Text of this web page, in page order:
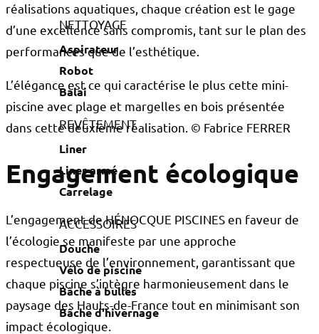
NETTOYAGE
Aspirateur
Robot
Balai
REVÊTEMENT
Liner
Liner armé
Carrelage
ACCESSOIRES
Douche
Vélo de piscine
Bâche à bulles
Bâche d'hivernage
réalisations aquatiques, chaque création est le gage
d’une excellence sans compromis, tant sur le plan des
performances que de l’esthétique.
L’élégance est ce qui caractérise le plus cette mini-
piscine avec plage et margelles en bois présentée
dans cette deuxième réalisation. © Fabrice FERRER
Engagement écologique
L’engagement de HÉNOCQUE PISCINES en faveur de
l’écologie se manifeste par une approche
respectueuse de l’environnement, garantissant que
chaque piscine s’intègre harmonieusement dans le
paysage des Hauts-de-France tout en minimisant son
impact écologique.